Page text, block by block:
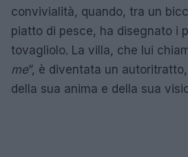
convivialità, quando, tra un
piatto di pesce, ha disegnato i
tovagliolo. La villa, che lui
me”, è diventata un autoritratto,
della sua anima e della sua